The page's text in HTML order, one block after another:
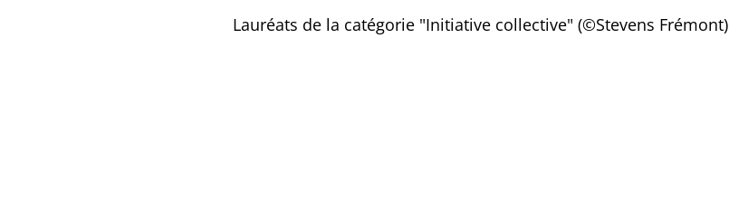
Lauréats de la catégorie "Initiative collective" (©Stevens Frémont)